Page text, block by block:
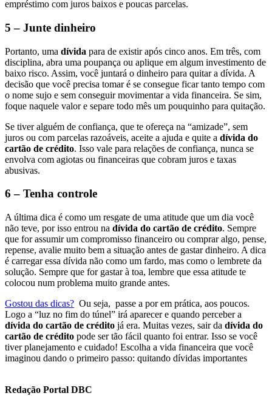
empréstimo com juros baixos e poucas parcelas.
5 – Junte dinheiro
Portanto, uma dívida para de existir após cinco anos. Em três, com
disciplina, abra uma poupança ou aplique em algum investimento de
baixo risco. Assim, você juntará o dinheiro para quitar a dívida. A
decisão que você precisa tomar é se consegue ficar tanto tempo com
o nome sujo e sem conseguir movimentar a vida financeira. Se sim,
foque naquele valor e separe todo mês um pouquinho para quitação.
Se tiver alguém de confiança, que te ofereça na “amizade”, sem
juros ou com parcelas razoáveis, aceite a ajuda e quite a dívida do
cartão de crédito. Isso vale para relações de confiança, nunca se
envolva com agiotas ou financeiras que cobram juros e taxas
abusivas.
6 – Tenha controle
A última dica é como um resgate de uma atitude que um dia você
não teve, por isso entrou na dívida do cartão de crédito. Sempre
que for assumir um compromisso financeiro ou comprar algo, pense,
repense, avalie muito bem a situação antes de gastar dinheiro. A dica
é carregar essa dívida não como um fardo, mas como o lembrete da
solução. Sempre que for gastar à toa, lembre que essa atitude te
colocou num problema muito grande antes.
Gostou das dicas? Ou seja, passe a por em prática, aos poucos.
Logo a “luz no fim do túnel” irá aparecer e quando perceber a
dívida do cartão de crédito já era. Muitas vezes, sair da dívida do
cartão de crédito pode ser tão fácil quanto foi entrar. Isso se você
tiver planejamento e cuidado! Escolha a vida financeira que você
imaginou dando o primeiro passo: quitando dívidas importantes
Redação Portal DBC